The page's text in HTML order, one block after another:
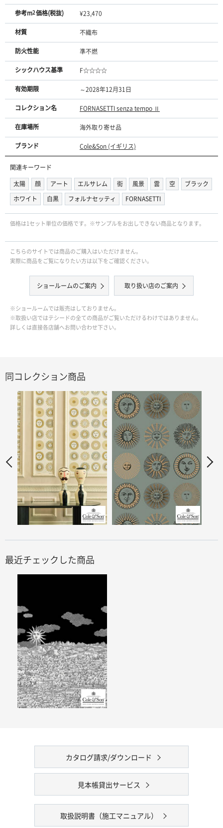
参考m2価格(税抜) ¥23,470
材質 不織布
防火性能 準不燃
シックハウス基準 F☆☆☆☆
有効期限 ～2028年12月31日
コレクション名 FORNASETTI senza tempo Ⅱ
在庫場所 海外取り寄せ品
ブランド Cole&Son (イギリス)
関連キーワード
太陽
顔 アート エルサレム 街 風景 雲 空
ブラック
ホワイト
白黒 フォルナセッティ FORNASETTI
価格は1セット単位の価格です。※サンプルをお出しできない商品となります。
こちらのサイトでは商品のご購入はいただけません。
実際に商品をご覧になりたい方は以下をご確認ください。
ショールームのご案内 取り扱い店のご案内
※ショールームでは販売はしておりません。
※取扱い店ではテシードの全ての商品がご覧いただけるわけではありません。
詳しくは直接各店舗へお問い合わせ下さい。
同コレクション商品
最近チェックした商品
カタログ請求/ダウンロード
見本帳貸出サービス
取扱説明書（施工マニュアル）